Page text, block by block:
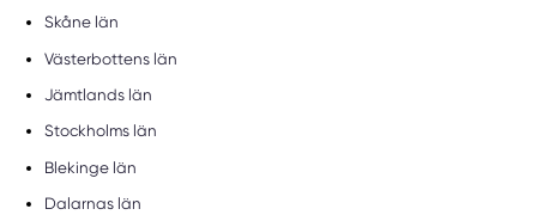
Skåne län
Västerbottens län
Jämtlands län
Stockholms län
Blekinge län
Dalarnas län